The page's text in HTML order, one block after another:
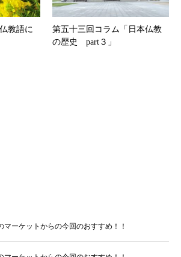
教語に
第五十三回コラム「日本仏教
の歴史 part３」
マーケットからの今回のおすすめ！！